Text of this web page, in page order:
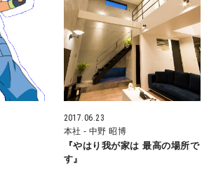
境へのこだわり
のアフターフォロー
2017.06.23
本社 - 中野 昭博
『やはり我が家は 最高の場所で
す』